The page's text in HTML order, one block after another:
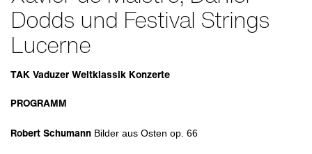
Dodds und Festival Strings
Lucerne
TAK Vaduzer Weltklassik Konzerte
PROGRAMM
Robert Schumann Bilder aus Osten op. 66